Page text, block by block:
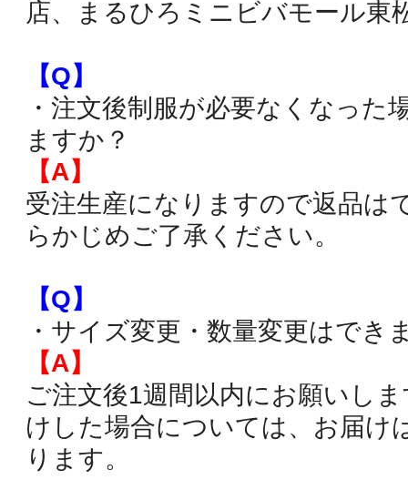
店、まるひろミニビバモール東
【Q】
・注文後制服が必要なくなった
ますか？
【A】
受注生産になりますので返品は
らかじめご了承ください。
【Q】
・サイズ変更・数量変更はでき
【A】
ご注文後1週間以内にお願いし
けした場合については、お届け
ります。